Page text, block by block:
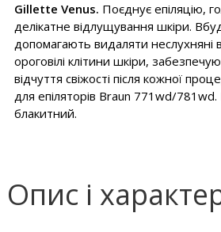
Gillette Venus. Поєднує епіляцію,
делікатне відлущування шкіри.
допомагають видаляти неслухняні
ороговілі клітини шкіри,
відчуття свіжості після кожної
для епіляторів Braun 771wd/781wd.
блакитний.
Опис і